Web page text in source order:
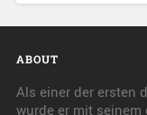
ABOUT
Als einer der ersten
wurde er mit